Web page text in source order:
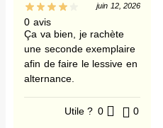
0 avis
juin 12, 2026
Ça va bien, je rachète
une seconde exemplaire
afin de faire le lessive en
alternance.
Utile ? 0 0